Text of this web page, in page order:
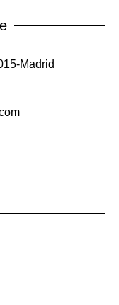
Madrid